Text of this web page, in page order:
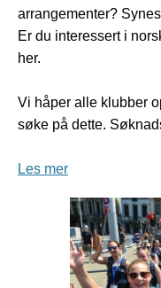
arrangementer?
Er du interessert i
her.
Vi håper alle klubber
søke på dette.
Les mer